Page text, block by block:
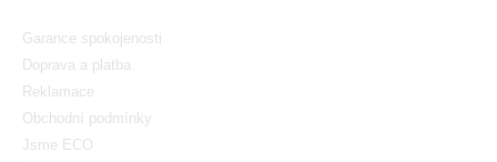
Garance spokojenosti
Doprava a platba
Reklamace
Obchodní podmínky
Jsme ECO